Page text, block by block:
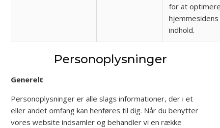
for at
indhold.
Personoplysninger
Generelt
Personoplysninger er alle slags informationer, der i et
eller andet omfang kan henføres til dig. Når du benytter
vores website indsamler og behandler vi en række